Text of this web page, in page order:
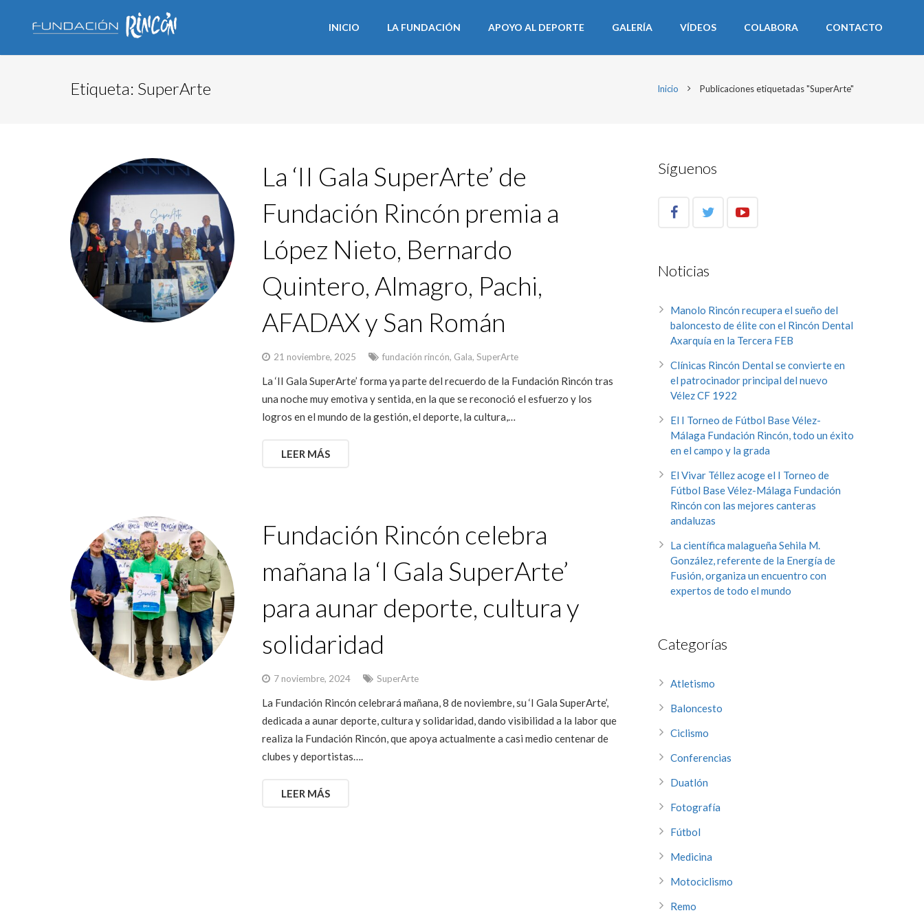
INICIO LA FUNDACIÓN APOYO AL DEPORTE GALERÍA VÍDEOS COLABORA CONTACTO
Etiqueta: SuperArte Inicio Publicaciones etiquetadas "SuperArte"
La ‘II Gala SuperArte’ de
Fundación Rincón premia a
López Nieto, Bernardo
Quintero, Almagro, Pachi,
AFADAX y San Román
21 noviembre, 2025 fundación rincón, Gala,SuperArte
La ‘II Gala SuperArte’ forma ya parte del recuerdo de la Fundación Rincón tras
una noche muy emotiva y sentida, en la que se reconoció el esfuerzo y los
logros en el mundo de la gestión, el deporte, la cultura,…
LEER MÁS
Fundación Rincón celebra
mañana la ‘I Gala SuperArte’
para aunar deporte, cultura y
solidaridad
7 noviembre, 2024 SuperArte
La Fundación Rincón celebrará mañana, 8 de noviembre, su ‘I Gala SuperArte’,
dedicada a aunar deporte, cultura y solidaridad, dando visibilidad a la labor que
realiza la Fundación Rincón, que apoya actualmente a casi medio centenar de
clubes y deportistas….
LEER MÁS
Síguenos
Noticias
Manolo Rincón recupera el sueño del
baloncesto de élite con el Rincón Dental
Axarquía en la Tercera FEB
Clínicas Rincón Dental se convierte en
el patrocinador principal del nuevo
Vélez CF 1922
El I Torneo de Fútbol Base Vélez-
Málaga Fundación Rincón, todo un éxito
en el campo y la grada
El Vivar Téllez acoge el I Torneo de
Fútbol Base Vélez-Málaga Fundación
Rincón con las mejores canteras
andaluzas
La científica malagueña Sehila M.
González, referente de la Energía de
Fusión, organiza un encuentro con
expertos de todo el mundo
Categorías
Atletismo
Baloncesto
Ciclismo
Conferencias
Duatlón
Fotografía
Fútbol
Medicina
Motociclismo
Remo